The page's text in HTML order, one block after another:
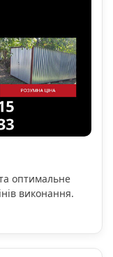
оптимальне
виконання.